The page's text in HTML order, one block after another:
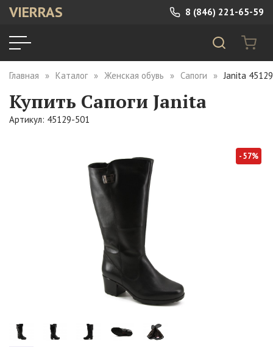
VIERRAS 8 (846) 221-65-59
Главная Каталог Женская обувь Сапоги Janita
Купить Сапоги Janita
Артикул: 45129-501
- 57%